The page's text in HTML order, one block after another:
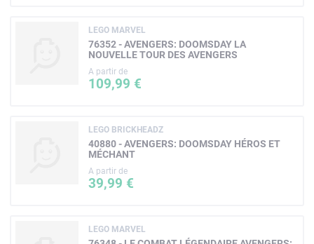
LEGO MARVEL
76352 - AVENGERS: DOOMSDAY LA
NOUVELLE TOUR DES AVENGERS
A partir de
109,99 €
LEGO BRICKHEADZ
40880 - AVENGERS: DOOMSDAY HÉROS ET
MÉCHANT
A partir de
39,99 €
LEGO MARVEL